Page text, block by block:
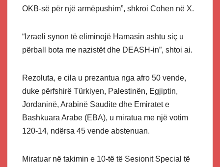
OKB-së për një armëpushim”, shkroi Cohen në X.
“Izraeli synon të eliminojë Hamasin ashtu siç u
përball bota me nazistët dhe DEASH-in”, shtoi ai.
Rezoluta, e cila u prezantua nga afro 50 vende,
duke përfshirë Türkiyen, Palestinën, Egjiptin,
Jordaninë, Arabinë Saudite dhe Emiratet e
Bashkuara Arabe (EBA), u miratua me një votim
120-14, ndërsa 45 vende abstenuan.
Miratuar në takimin e 10-të të Sesionit Special të